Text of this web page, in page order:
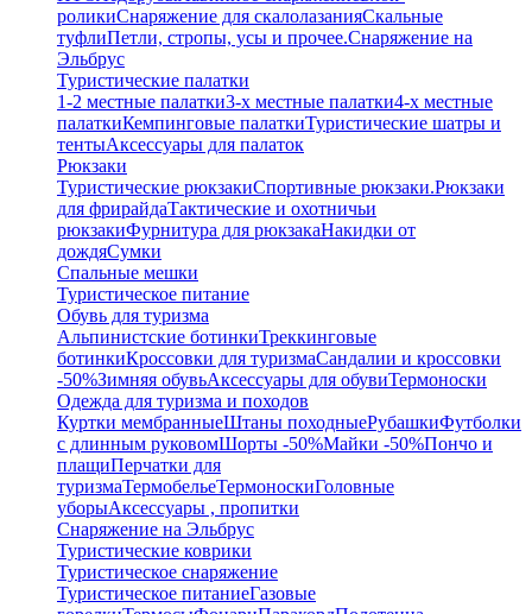
роликиСнаряжение для скалолазанияСкальные
туфлиПетли, стропы, усы и прочее.Снаряжение на
Эльбрус
Туристические палатки
1-2 местные палатки3-х местные палатки4-х местные
палаткиКемпинговые палаткиТуристические шатры и
тентыАксессуары для палаток
Рюкзаки
Туристические рюкзакиСпортивные рюкзаки.Рюкзаки
для фрирайдаТактические и охотничьи
рюкзакиФурнитура для рюкзакаНакидки от
дождяСумки
Спальные мешки
Туристическое питание
Обувь для туризма
Альпинистские ботинкиТреккинговые
ботинкиКроссовки для туризмаСандалии и кроссовки
-50%Зимняя обувьАксессуары для обувиТермоноски
Одежда для туризма и походов
Куртки мембранныеШтаны походныеРубашкиФутболки
с длинным руковомШорты -50%Майки -50%Пончо и
плащиПерчатки для
туризмаТермобельеТермоноскиГоловные
уборыАксессуары , пропитки
Снаряжение на Эльбрус
Туристические коврики
Туристическое снаряжение
Туристическое питаниеГазовые